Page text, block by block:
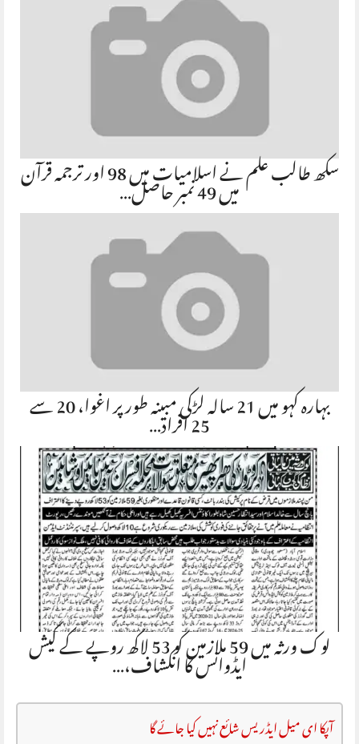
سکھ طالب علم نے اسلامیات میں 98 اور ترجمہ قرآن میں 49 نمبر حاصل…
بہارہ کہو میں 21 سالہ لڑکی مبینہ طور پر اغوا، 20 سے 25 افراد…
لوک ورثہ میں 59 ملازمین کو 53 لاکھ روپے کے کیشایڈوانس کا انکشاف،…
آپکا ای میل ایڈریس شائع نہیں کیا جائے گا